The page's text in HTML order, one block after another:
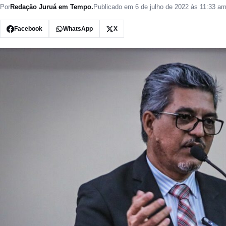
PorRedação Juruá em Tempo. Publicado em 6 de julho de 2022 às 11:33 am
Facebook WhatsApp X